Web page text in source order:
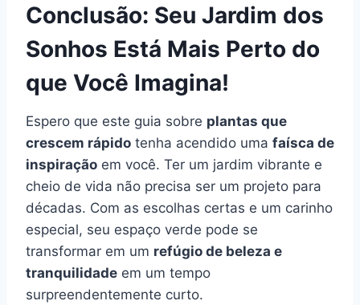
Conclusão: Seu Jardim dos
Sonhos Está Mais Perto do
que Você Imagina!
Espero que este guia sobre plantas que
crescem rápido tenha acendido uma faísca de
inspiração em você. Ter um jardim vibrante e
cheio de vida não precisa ser um projeto para
décadas. Com as escolhas certas e um carinho
especial, seu espaço verde pode se
transformar em um refúgio de beleza e
tranquilidade em um tempo
surpreendentemente curto.